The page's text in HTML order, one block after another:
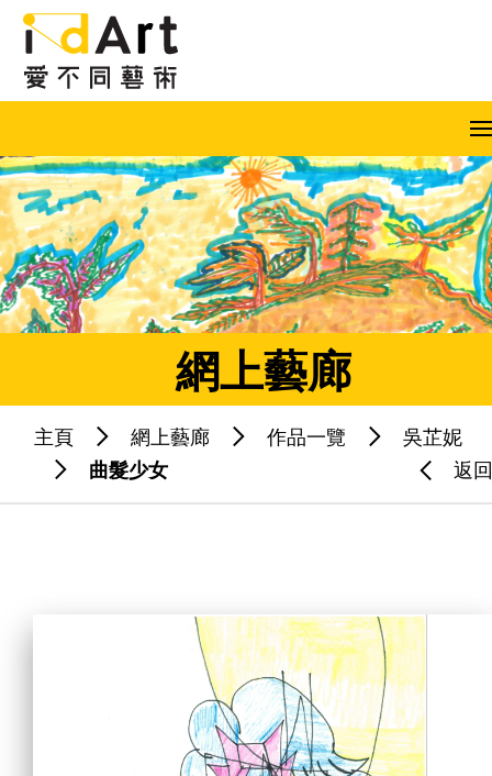
跳到內容（按回車鍵）
EN 繁 简 A A A
熱門關鍵字：藝術共融 藝術家
網上藝廊
主頁 網上藝廊 作品一覽
吳芷妮
曲髮少女
返回